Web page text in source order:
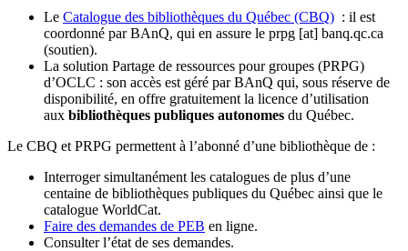
Le Catalogue des bibliothèques du Québec (CBQ) : il est
coordonné par BAnQ, qui en assure le prpg [at] banq.qc.ca
(soutien).
La solution Partage de ressources pour groupes (PRPG)
d’OCLC : son accès est géré par BAnQ qui, sous réserve de
disponibilité, en offre gratuitement la licence d’utilisation
aux bibliothèques publiques autonomes du Québec.
Le CBQ et PRPG permettent à l’abonné d’une bibliothèque de :
Interroger simultanément les catalogues de plus d’une
centaine de bibliothèques publiques du Québec ainsi que le
catalogue WorldCat.
Faire des demandes de PEB en ligne.
Consulter l’état de ses demandes.